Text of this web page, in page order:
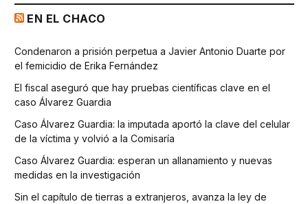
EN EL CHACO
Condenaron a prisión perpetua a Javier Antonio Duarte por
el femicidio de Erika Fernández
El fiscal aseguró que hay pruebas científicas clave en el
caso Álvarez Guardia
Caso Álvarez Guardia: la imputada aportó la clave del celular
de la víctima y volvió a la Comisaría
Caso Álvarez Guardia: esperan un allanamiento y nuevas
medidas en la investigación
Sin el capítulo de tierras a extranjeros, avanza la ley de